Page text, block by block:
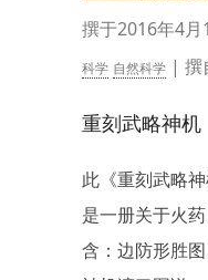
撰于2016年4月
科学 自然科学 | 撰
重刻武略神机
此《重刻武略
是一册关于火
含：边防形胜图